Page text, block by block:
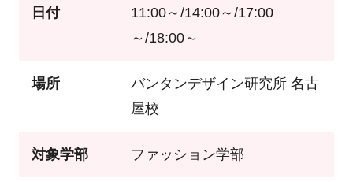
日付
11:00～/14:00～/17:00
～/18:00～
場所
バンタンデザイン研究所 名古
屋校
対象学部 ファッション学部